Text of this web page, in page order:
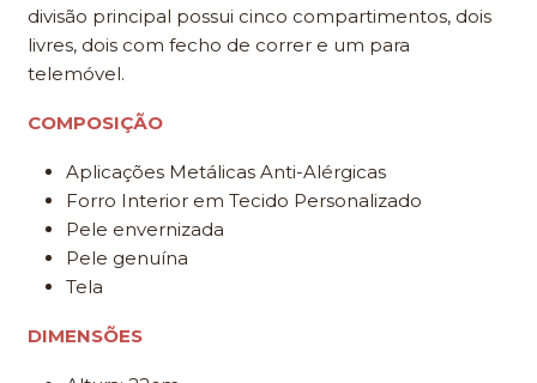
divisão principal possui cinco compartimentos, dois
livres, dois com fecho de correr e um para
telemóvel.
COMPOSIÇÃO
Aplicações Metálicas Anti-Alérgicas
Forro Interior em Tecido Personalizado
Pele envernizada
Pele genuína
Tela
DIMENSÕES